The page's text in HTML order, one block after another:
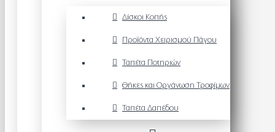
Δίσκοι Κοπής
Προϊόντα Χειρισμού Πάγου
Ταπέτα Ποτηριών
Θήκες και Οργάνωση Τροφίμων
Ταπέτα Δαπέδου